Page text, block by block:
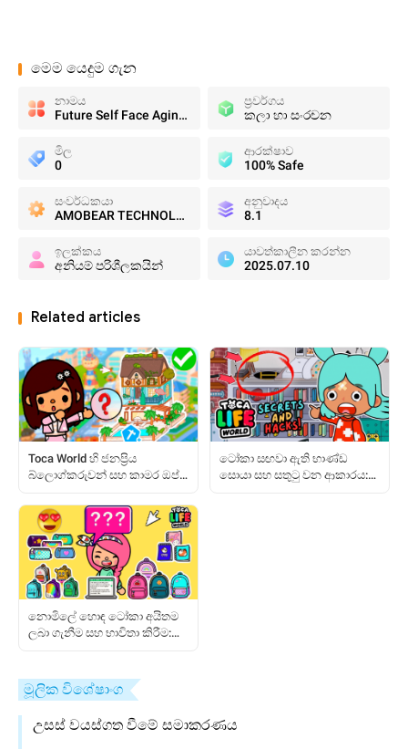
මෙම යෙදුම ගැන
නාමය
Future Self Face Aging Changer
ප්‍රවර්ගය
කලා හා සංරචන
මිල
0
ආරක්ෂාව
100% Safe
සංවර්ධකයා
AMOBEAR TECHNOLOGY GROUP
අනුවාදය
8.1
ඉලක්කය
අනියම් පරිශීලකයින්
යාවත්කාලීන කරන්න
2025.07.10
Related articles
Toca World හි ජනප්‍රිය
බ්ලොග්කරුවන් සහ කාමර ඔප්පු
ටෝකා සඟවා ඇති භාණ්ඩ
සොයා සහ සතුටු වන ආකාරය:
නොමිලේ හොඳ ටෝකා අයිතම
ලබා ගැනීම සහ භාවිතා කිරීම:
මූලික විශේෂාංග
උසස් වයස්ගත වීමේ සමාකරණය